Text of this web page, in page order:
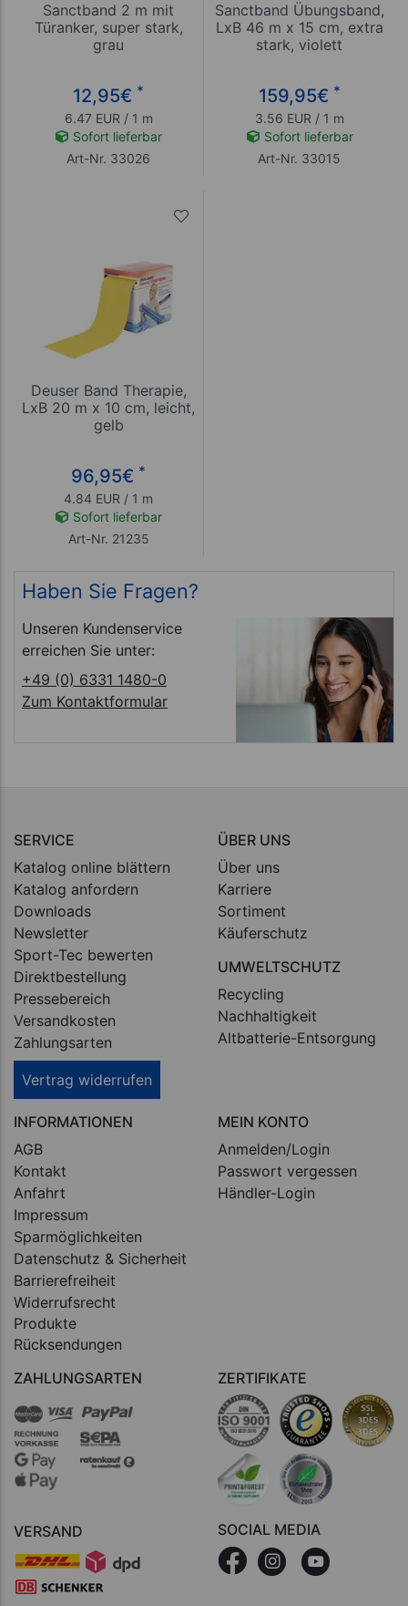
Sanctband 2 m mit
Türanker, super stark,
grau
12,95€ *
6.47 EUR / 1 m
Sofort lieferbar
Art-Nr. 33026
Sanctband Übungsband,
LxB 46 m x 15 cm, extra
stark, violett
159,95€ *
3.56 EUR / 1 m
Sofort lieferbar
Art-Nr. 33015
Deuser Band Therapie,
LxB 20 m x 10 cm, leicht,
gelb
96,95€ *
4.84 EUR / 1 m
Sofort lieferbar
Art-Nr. 21235
Haben Sie Fragen?
Unseren Kundenservice
erreichen Sie unter:
+49 (0) 6331 1480-0
Zum Kontaktformular
SERVICE
Katalog online blättern
Katalog anfordern
Downloads
Newsletter
Sport-Tec bewerten
Direktbestellung
Pressebereich
Versandkosten
Zahlungsarten
Vertrag widerrufen
ÜBER UNS
Über uns
Karriere
Sortiment
Käuferschutz
UMWELTSCHUTZ
Recycling
Nachhaltigkeit
Altbatterie-Entsorgung
INFORMATIONEN
AGB
Kontakt
Anfahrt
Impressum
Sparmöglichkeiten
Datenschutz & Sicherheit
Barrierefreiheit
Widerrufsrecht
Produkte
Rücksendungen
MEIN KONTO
Anmelden/Login
Passwort vergessen
Händler-Login
ZAHLUNGSARTEN
VERSAND
ZERTIFIKATE
SOCIAL MEDIA